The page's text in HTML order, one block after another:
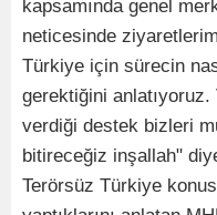
kapsamında genel
neticesinde
Türkiye için sürecin
gerektiğini anlatıyoruz.
verdiği destek bizleri
bitireceğiz inşallah"
Terörsüz Türkiye